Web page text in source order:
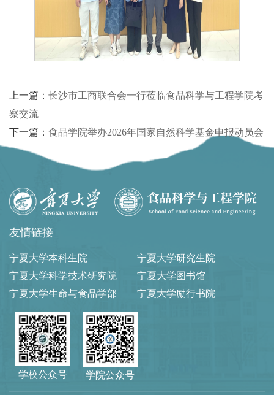
上一篇： 长沙市工商联合会一行莅临食品科学与工程学院考
察交流
下一篇： 食品学院举办2026年国家自然科学基金申报动员会
友情链接
宁夏大学本科生院
宁夏大学研究生院
宁夏大学科学技术研究院
宁夏大学图书馆
宁夏大学生命与食品学部
宁夏大学励行书院
学校公众号 学院公众号